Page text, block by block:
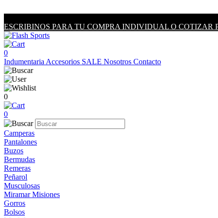
ESCRIBINOS PARA TU COMPRA INDIVIDUAL O COTIZAR
0
Indumentaria Accesorios SALE Nosotros Contacto
0
0
Camperas
Pantalones
Buzos
Bermudas
Remeras
Peñarol
Musculosas
Miramar Misiones
Gorros
Bolsos